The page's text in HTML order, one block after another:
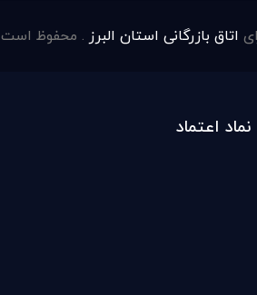
اتاق بازرگانی استان البرز . محفوظ است
نماد اعتماد